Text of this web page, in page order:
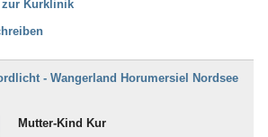
zur Kurklinik
- Wangerland Horumersiel Nordsee
Mutter-Kind Kur